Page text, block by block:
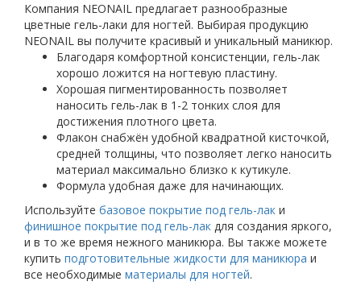
Компания NEONAIL предлагает разнообразные
цветные гель-лаки для ногтей. Выбирая продукцию
NEONAIL вы получите красивый и уникальный маникюр.
Благодаря комфортной консистенции, гель-лак
хорошо ложится на ногтевую пластину.
Хорошая пигментированность позволяет
наносить гель-лак в 1-2 тонких слоя для
достижения плотного цвета.
Флакон снабжён удобной квадратной кисточкой,
средней толщины, что позволяет легко наносить
материал максимально близко к кутикуле.
Формула удобная даже для начинающих.
Используйте базовое покрытие под гель-лак и
финишное покрытие под гель-лак для создания яркого,
и в то же время нежного маникюра. Вы также можете
купить подготовительные жидкости для маникюра и
все необходимые материалы для ногтей.